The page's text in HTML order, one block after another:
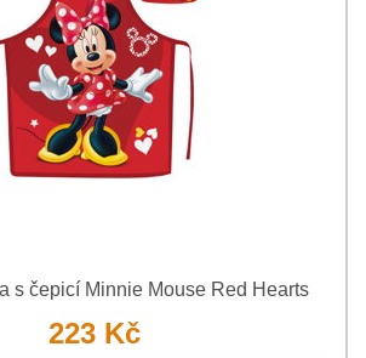
s čepicí Minnie Mouse Red Hearts
223 Kč